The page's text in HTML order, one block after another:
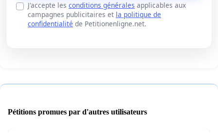
J'accepte les conditions générales applicables aux
campagnes publicitaires et la politique de
confidentialité de Petitionenligne.net.
Pétitions promues par d'autres utilisateurs